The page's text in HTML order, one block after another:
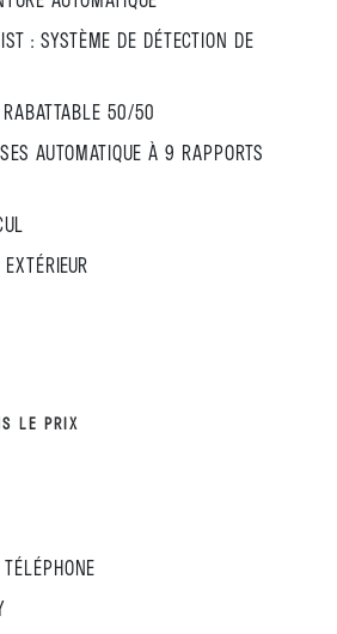
: SYSTÈME DE DÉTECTION DE
50/50
AUTOMATIQUE À 9 RAPPORTS
LE PRIX